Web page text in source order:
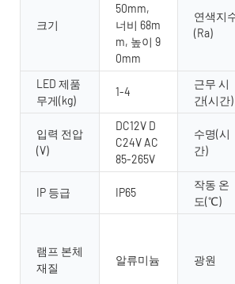
크기
50mm,
너비 68m
m, 높이 9
0mm
연색지
(Ra)
LED 제품
무게(kg)
1-4
근무 시
간(시간)
입력 전압
(V)
DC12V D
C24V AC
85-265V
수명(시
간)
IP 등급 IP65
작동 온
도(℃)
램프 본체
재질
알류미늄 광원